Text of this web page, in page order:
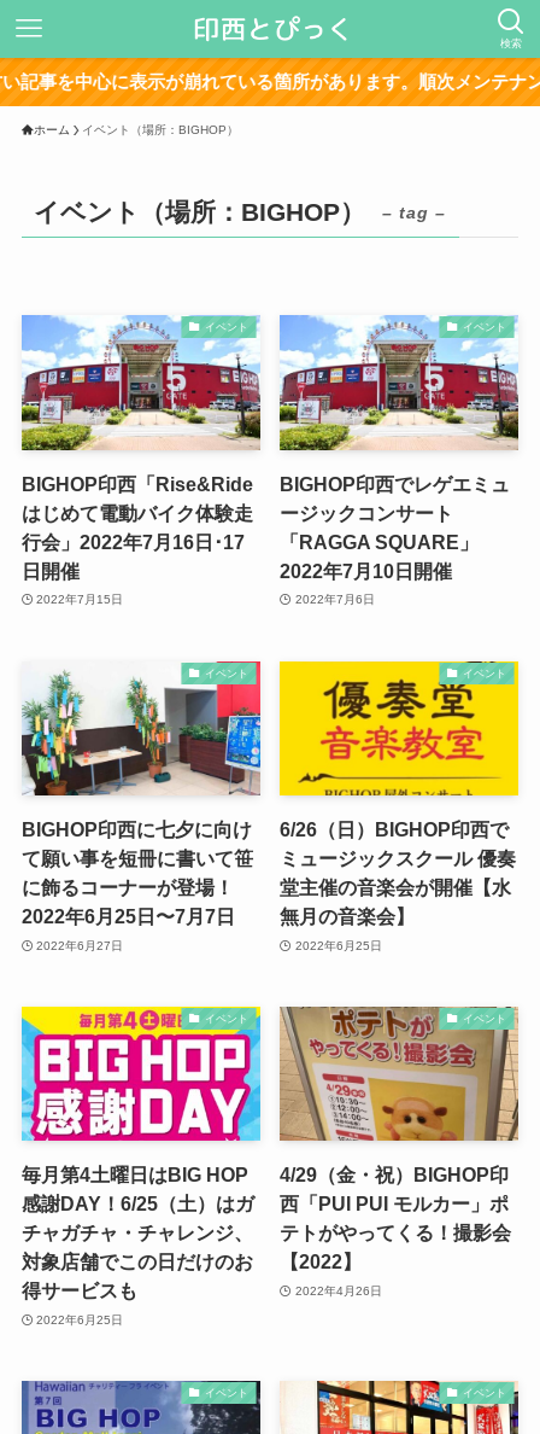
検索
を中心に表示が崩れている箇所があります。順次メンテナンス
ホーム イベント（場所：BIGHOP）
イベント（場所：BIGHOP） – tag –
イベント
BIGHOP印西「Rise&Ride
はじめて電動バイク体験走
行会」2022年7月16日･17
日開催
2022年7月15日
イベント
BIGHOP印西でレゲエミュ
ージックコンサート
「RAGGA SQUARE」
2022年7月10日開催
2022年7月6日
イベント
BIGHOP印西に七夕に向け
て願い事を短冊に書いて笹
に飾るコーナーが登場！
2022年6月25日〜7月7日
2022年6月27日
イベント
6/26（日）BIGHOP印西で
ミュージックスクール 優奏
堂主催の音楽会が開催【水
無月の音楽会】
2022年6月25日
イベント
毎月第4土曜日はBIG HOP
感謝DAY！6/25（土）はガ
チャガチャ・チャレンジ、
対象店舗でこの日だけのお
得サービスも
2022年6月25日
イベント
4/29（金・祝）BIGHOP印
西「PUI PUI モルカー」ポ
テトがやってくる！撮影会
【2022】
2022年4月26日
イベント イベント